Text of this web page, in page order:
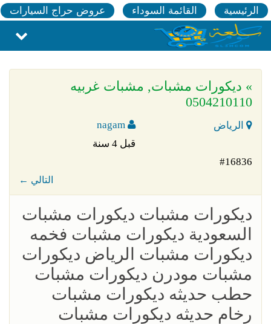
الرئيسية القائمة السوداء عروض حراج السيارات
» ديكورات مشبات, مشبات غربيه
0504210110
الرياض
قبل 4 سنة
#16836
← التالي
ديكورات مشبات ديكورات مشبات
السعودية ديكورات مشبات فخمه
ديكورات مشبات الرياض ديكورات
مشبات مودرن ديكورات مشبات
حطب حديثه ديكورات مشبات
رخام حديثه ديكورات مشبات